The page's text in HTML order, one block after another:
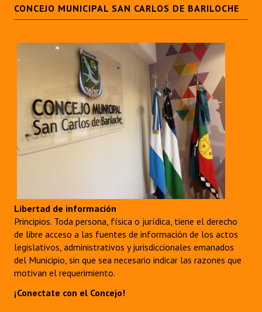
CONCEJO MUNICIPAL SAN CARLOS DE BARILOCHE
Libertad de información
Principios. Toda persona, física o jurídica, tiene el derecho
de libre acceso a las fuentes de información de los actos
legislativos, administrativos y jurisdiccionales emanados
del Municipio, sin que sea necesario indicar las razones que
motivan el requerimiento.
¡Conectate con el Concejo!